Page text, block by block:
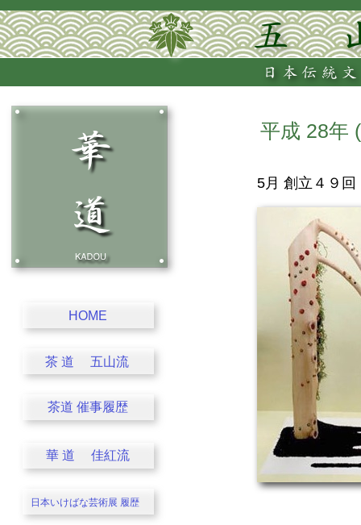
平成 28年
5月 創立４９
茶道 催事履歴
HOME
華 道 佳紅流
茶 道 五山流
日本いけばな芸術展 履歴